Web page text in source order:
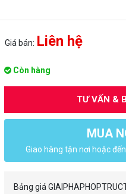
Giá bán: Liên hệ
Còn hàng
TƯ VẤN &
MUA
Giao hàng tận nơi hoặc
Bảng giá